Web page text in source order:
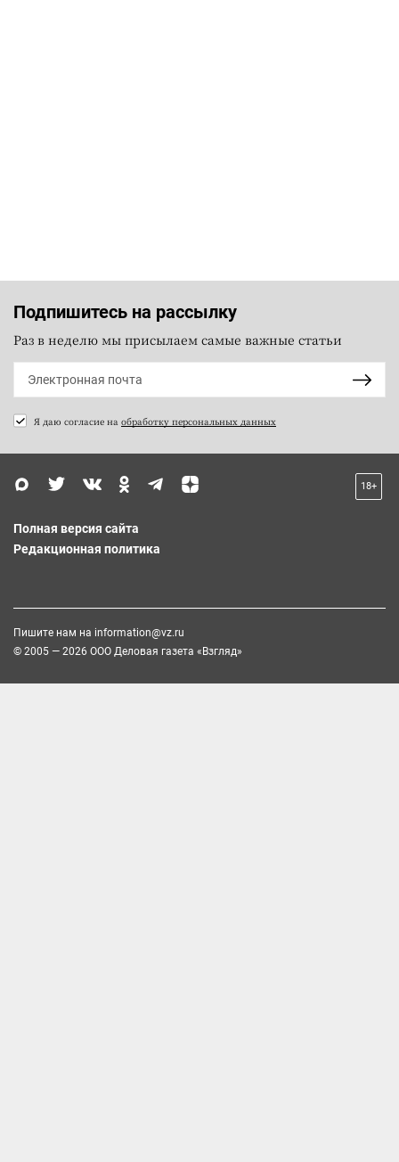
Подпишитесь на рассылку
Раз в неделю мы присылаем самые важные статьи
Я даю согласие на обработку персональных данных
18+
Полная версия сайта
Редакционная политика
Пишите нам на information@vz.ru
© 2005 — 2026 ООО Деловая газета «Взгляд»